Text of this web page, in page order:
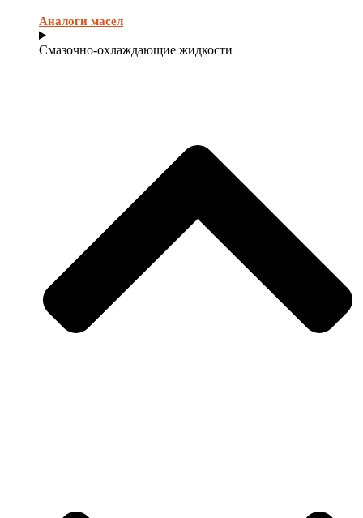
Аналоги масел
Смазочно-охлаждающие жидкости